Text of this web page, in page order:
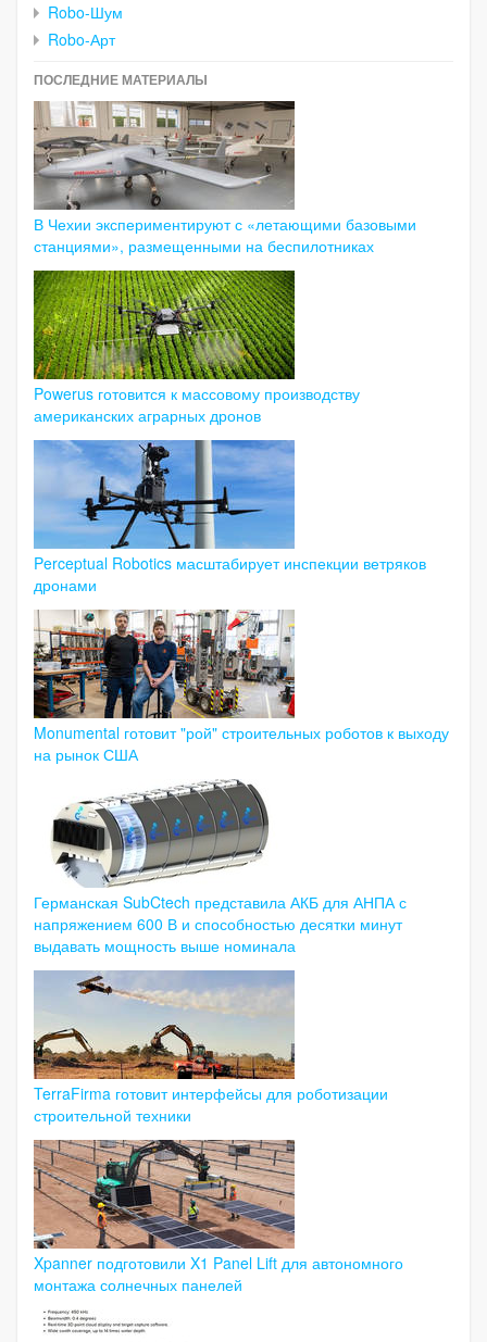
Robo-Шум
Robo-Арт
ПОСЛЕДНИЕ МАТЕРИАЛЫ
В Чехии экспериментируют с «летающими базовыми
станциями», размещенными на беспилотниках
Powerus готовится к массовому производству
американских аграрных дронов
Perceptual Robotics масштабирует инспекции ветряков
дронами
Monumental готовит "рой" строительных роботов к выходу
на рынок США
Германская SubCtech представила АКБ для АНПА с
напряжением 600 В и способностью десятки минут
выдавать мощность выше номинала
TerraFirma готовит интерфейсы для роботизации
строительной техники
Xpanner подготовили X1 Panel Lift для автономного
монтажа солнечных панелей